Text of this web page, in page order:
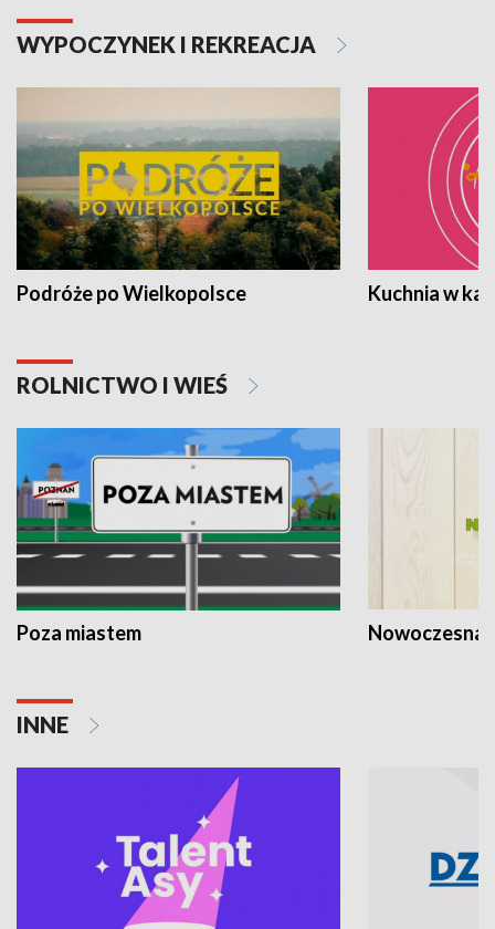
WYPOCZYNEK I REKREACJA
Podróże po Wielkopolsce Kuchnia w
ROLNICTWO I WIEŚ
Poza miastem Nowoczesna
INNE